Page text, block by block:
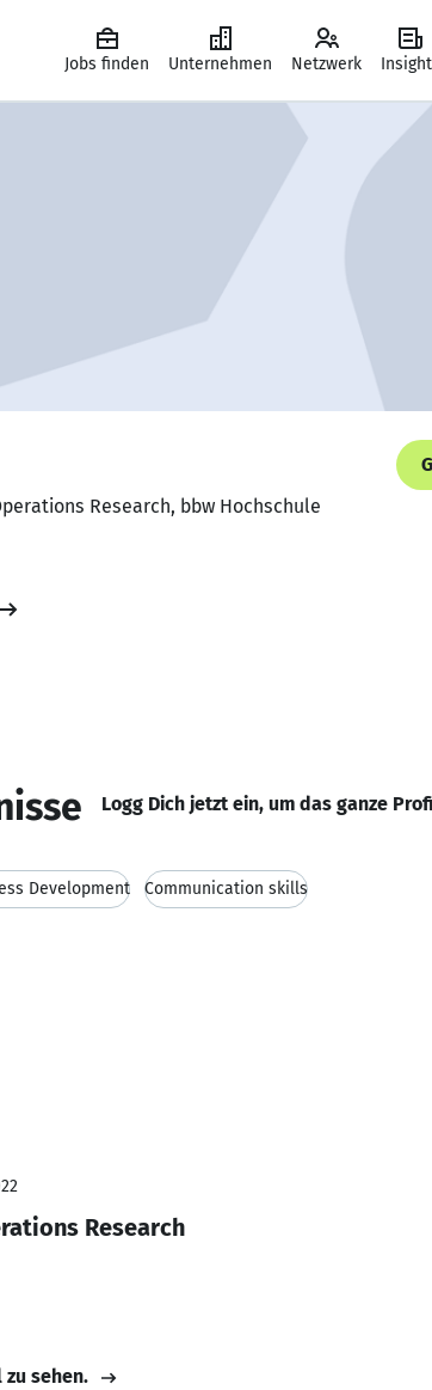
Jobs finden Unternehmen Netzwerk
Research, bbw Hochschule
Logg Dich jetzt ein, um das ganze
Development Communication skills
Research
zu sehen.